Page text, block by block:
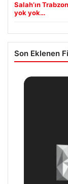
Salah’ın
yok yok…
Son Eklenen